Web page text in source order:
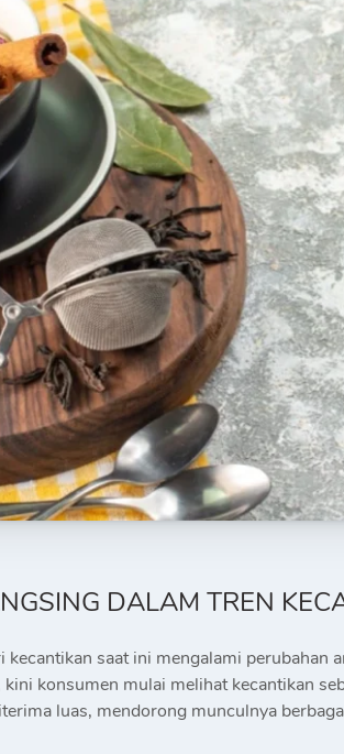
DALAM TREN
saat ini mengalami perubahan
konsumen mulai melihat kecantikan
luas, mendorong munculnya